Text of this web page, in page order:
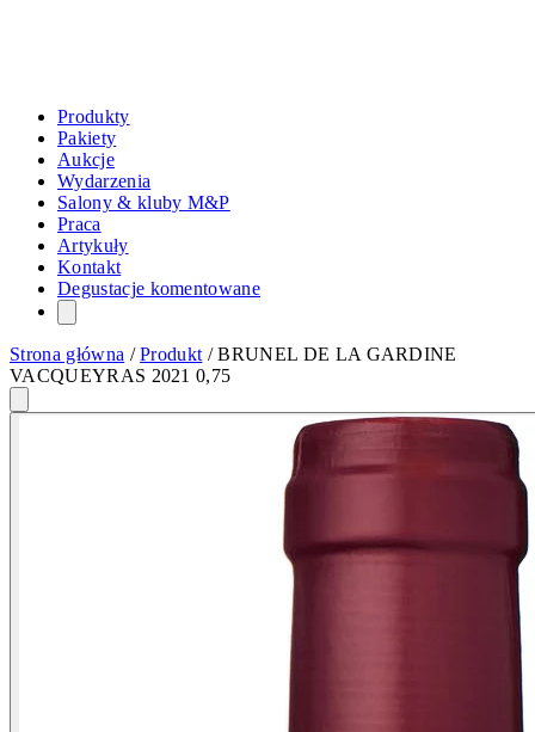
Produkty
Pakiety
Aukcje
Wydarzenia
Salony & kluby M&P
Praca
Artykuły
Kontakt
Degustacje komentowane
Strona główna /Produkt /BRUNEL DE LA GARDINE
VACQUEYRAS 2021 0,75